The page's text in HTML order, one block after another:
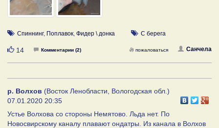
Спиннинг, Поплавок Фидер \ донка С берега
Нравится
14 Комментарии (2) Санчела
пожаловаться
р. Волхов (Восток Ленобласти, Вологодская обл.)
07.01.2020 20:35
Устье Волхова со стороны Немятово. Льда нет. По
Новосвирскому каналу плавают ондатры. Из канала в Волхов